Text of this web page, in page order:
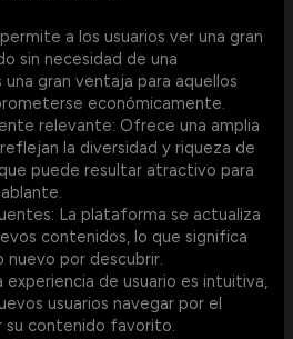
a los usuarios ver una gran
sin necesidad de una
una gran ventaja para aquellos
económicamente.
relevante: Ofrece una amplia
la diversidad y riqueza de
puede resultar atractivo para
La plataforma se actualiza
contenidos, lo que significa
nuevo por descubrir.
de usuario es intuitiva,
usuarios navegar por el
su contenido favorito.